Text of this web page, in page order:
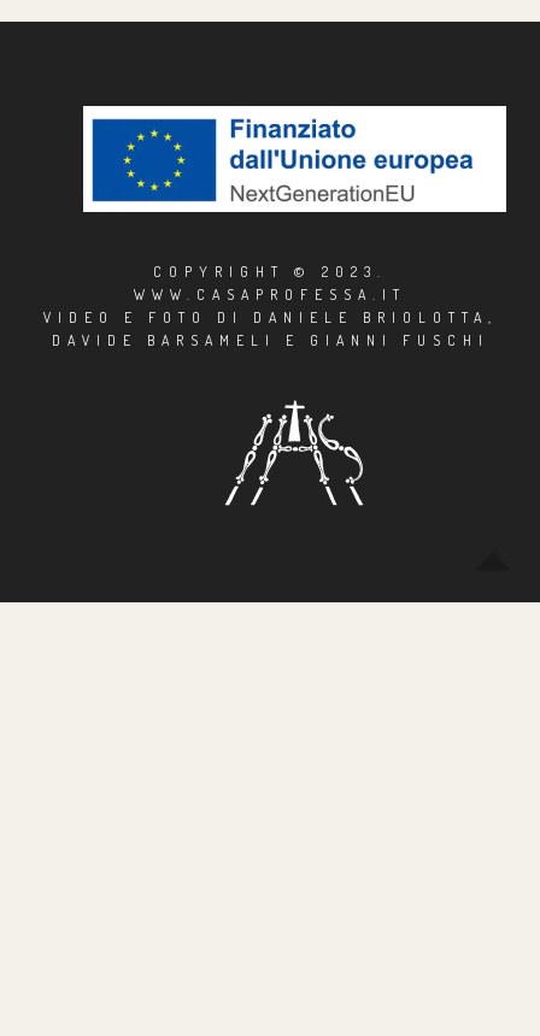
COPYRIGHT © 2023.
WWW.CASAPROFESSA.IT
VIDEO E FOTO DI DANIELE BRIOLOTTA,
DAVIDE BARSAMELI E GIANNI FUSCHI